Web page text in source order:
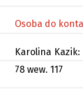
Osoba do
Karolina Kazik:
78 wew. 117